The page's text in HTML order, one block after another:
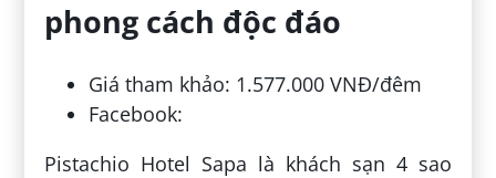
phong cách độc đáo
Giá tham khảo: 1.577.000 VNĐ/đêm
Facebook:
Pistachio Hotel Sapa là khách sạn 4 sao